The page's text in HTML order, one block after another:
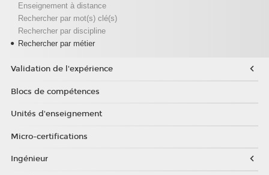
Enseignement à distance
Rechercher par mot(s) clé(s)
Rechercher par discipline
Rechercher par métier
Validation de l'expérience
Blocs de compétences
Unités d'enseignement
Micro-certifications
Ingénieur